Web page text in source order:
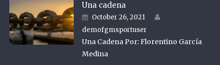
Una cadena
Posted on
October 26, 2021
demofgmsportuser
Una Cadena Por: Florentino García
Medina